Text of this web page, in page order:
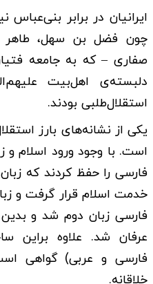
ایرانیان در برابر بنی‌عباس
چون فضل بن سهل، طاهر
صفاری – که به جامعه
دلبسته‌ی اهل‌بیت
استقلال‌طلبی بودند.
یکی از نشانه‌های بارز
است. با وجود ورود اسلام و
فارسی را حفظ کردند که
خدمت اسلام قرار گرفت و
فارسی زبان دوم شد و
عرفان شد. علاوه براین
فارسی و عربی) گواهی
خلاقانه.